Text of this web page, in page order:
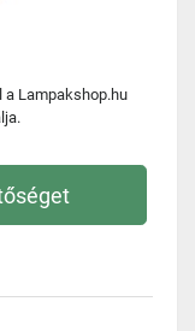
a Lampakshop.hu